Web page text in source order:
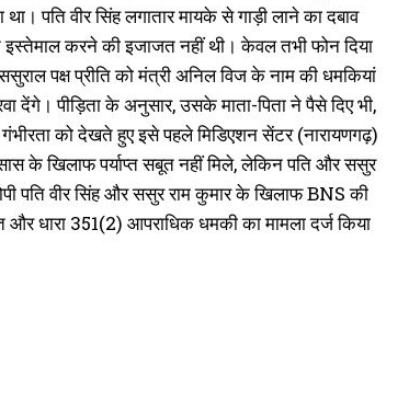
पति वीर सिंह लगातार मायके से गाड़ी लाने का दबाव
इस्तेमाल करने की इजाजत नहीं थी। केवल तभी फोन दिया
पक्ष प्रीति को मंत्री अनिल विज के नाम की धमकियां
देंगे। पीड़िता के अनुसार, उसके माता-पिता ने पैसे दिए भी,
को देखते हुए इसे पहले मिडिएशन सेंटर (नारायणगढ़)
के खिलाफ पर्याप्त सबूत नहीं मिले, लेकिन पति और ससुर
पति वीर सिंह और ससुर राम कुमार के खिलाफ BNS की
धारा 351(2) आपराधिक धमकी का मामला दर्ज किया